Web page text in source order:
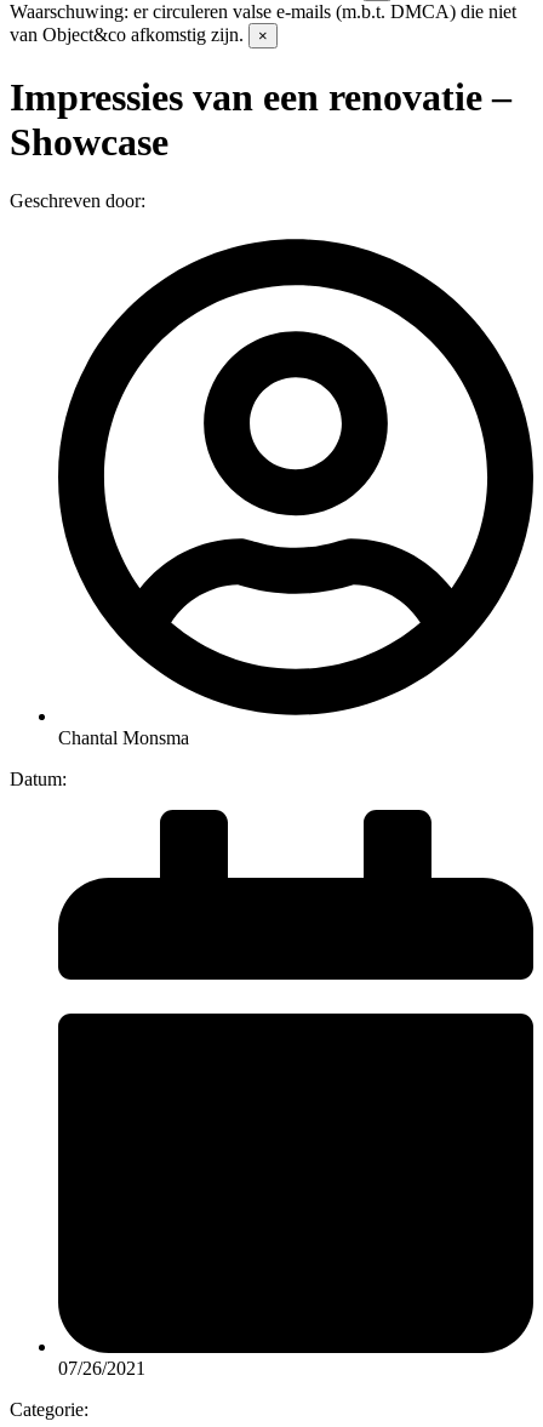
Waarschuwing: er circuleren valse e-mails (m.b.t. DMCA) die niet
van Object&co afkomstig zijn.
×
Impressies van een renovatie –
Showcase
Geschreven door:
Chantal Monsma
Datum:
07/26/2021
Categorie: